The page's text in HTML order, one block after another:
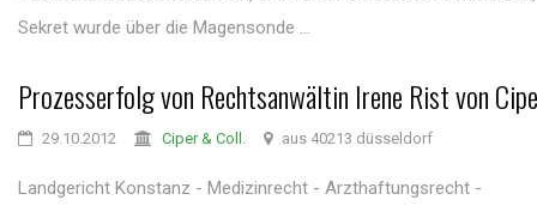
Sekret wurde über die Magensonde ...
Prozesserfolg von Rechtsanwältin Irene Rist von
29.10.2012 Ciper & Coll. aus 40213 düsseldorf
Landgericht Konstanz - Medizinrecht - Arzthaftungsrecht -